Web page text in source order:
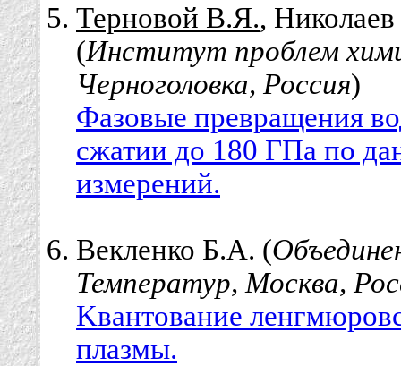
Терновой В.Я.,
(Институт проблем
Черноголовка, Россия)
Фазовые превращения
сжатии до 180 ГПа по
измерений.
Векленко Б.А. (
Температур, Москва,
Kвантование
плазмы.